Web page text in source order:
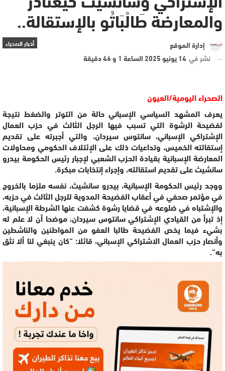
والمعارضة طَالْبَاتُو بالإستقالة..
أخبار الصحراء
إدارة الموقع
نشر في14 يونيو 2025 الساعة 1 و 46 دقيقة
الصحراء اليومية/العيون
يعرف المشهد السياسي الإسباني حالة من التوتر والضغط نتيجة
لفضيحة الرشوة التي تسبب فيها الرجل الثالث في حزب العمال
الإشتراكي الإسباني، سانتوس سيردان، والتي أجبرته على تقديم
إستقالته الخميس، وتداعيات ذلك على الإئتلاف الحكومي ومحاولات
المعارضة الإسبانية بقيادة الحزب الشعبي لإجبار رئيس الحكومة بيدرو
سانشيث على تقديم استقالته، وإجراء إنتخابات مبكرة.
ووجد رئيس الحكومة الإسبانية، بيدرو سانشيث، نفسه ملزما بالخروج
في مؤتمر صحفي في أعقاب الفضيحة المدوية للرجل الثالث في حزبه،
والإشتباه في ضلوعه في قضايا رشوة كشفت عنها الشرطة الإسبانية،
إذ تبرأ من القيادي الإشتراكي سانتوس سيردان، موضحا أن لا علم له
بشيء فيما يخص الفضيحة طالبا العفو من المواطنين والناشطين
وأنصار حزب العمال الاشتراكي الإسباني، قائلا: “كان ينبغي لنا ألا نثق
به”.